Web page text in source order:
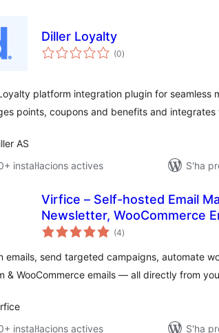
Diller Loyalty
(0puntuacions
totals
)
platform integration plugin for seamless
points, coupons and benefits and integrates
AS
instal·lacions actives
S'ha
Virfice – Self-hosted Email
Newsletter, WooCommerce
More
(4puntuacions
totals
)
emails, send targeted campaigns, automate
& WooCommerce emails — all directly from
instal·lacions actives
S'ha